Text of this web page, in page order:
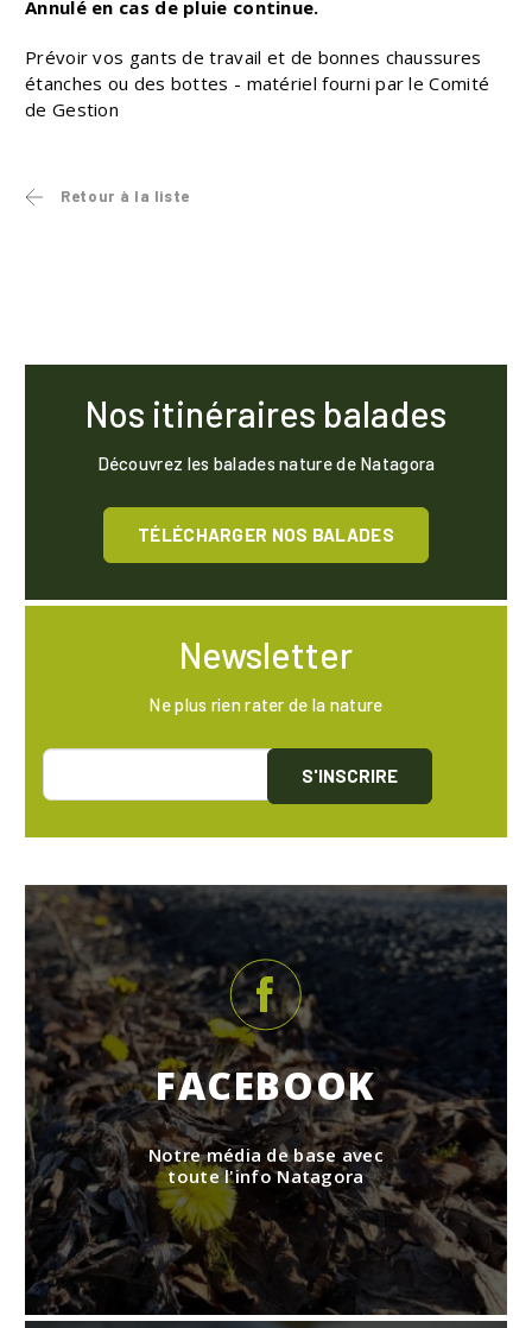
Annulé en cas de pluie continue.
Prévoir vos gants de travail et de bonnes chaussures
étanches ou des bottes - matériel fourni par le Comité
de Gestion
Retour à la liste
Nos itinéraires balades
Découvrez les balades nature de Natagora
TÉLÉCHARGER NOS BALADES
Newsletter
Ne plus rien rater de la nature
S'INSCRIRE
FACEBOOK
Notre média de base avec
toute l'info Natagora